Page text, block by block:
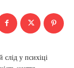
у психіці